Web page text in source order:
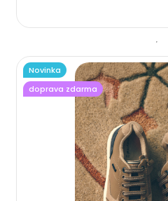
Novinka
doprava zdarma